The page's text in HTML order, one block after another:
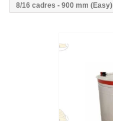
8/16 cadres - 900 mm (Easy)